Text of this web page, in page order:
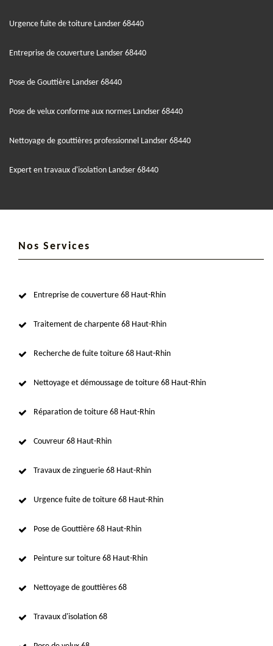
Urgence fuite de toiture Landser 68440
Entreprise de couverture Landser 68440
Pose de Gouttière Landser 68440
Pose de velux conforme aux normes Landser 68440
Nettoyage de gouttières professionnel Landser 68440
Expert en travaux d'isolation Landser 68440
Nos Services
Entreprise de couverture 68 Haut-Rhin
Traitement de charpente 68 Haut-Rhin
Recherche de fuite toiture 68 Haut-Rhin
Nettoyage et démoussage de toiture 68 Haut-Rhin
Réparation de toiture 68 Haut-Rhin
Couvreur 68 Haut-Rhin
Travaux de zinguerie 68 Haut-Rhin
Urgence fuite de toiture 68 Haut-Rhin
Pose de Gouttière 68 Haut-Rhin
Peinture sur toiture 68 Haut-Rhin
Nettoyage de gouttières 68
Travaux d'isolation 68